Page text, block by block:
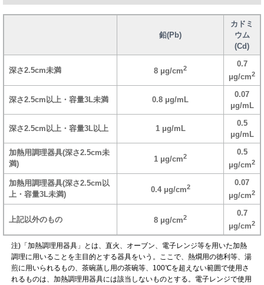
鉛(Pb)
カドミ
ウム
(Cd)
深さ2.5cm未満 8 μg/cm2
0.7
μg/cm2
深さ2.5cm以上・容量3L未満 0.8 μg/mL
0.07
μg/mL
深さ2.5cm以上・容量3L以上 1 μg/mL
0.5
μg/mL
加熱用調理器具(深さ2.5cm未
満)
1 μg/cm2
0.5
μg/cm2
加熱用調理器具(深さ2.5cm以
上・容量3L未満)
0.4 μg/cm2
0.07
μg/cm2
上記以外のもの 8 μg/cm2
0.7
μg/cm2
注)「加熱調理用器具」とは、直火、オーブン、電子レンジ等を用いた加熱
調理に用いることを主目的とする器具をいう。ここで、熱燗用の徳利等、湯
煎に用いられるもの、茶碗蒸し用の茶碗等、100℃を超えない範囲で使用さ
れるものは、加熱調理用器具には該当しないものとする。電子レンジで使用